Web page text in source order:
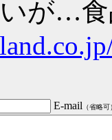
が…
E-mail （省略可